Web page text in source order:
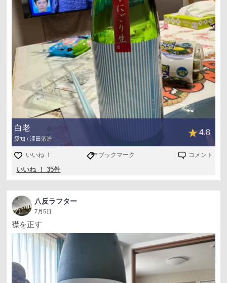
白老
愛知 / 澤田酒造
4.8
いいね ！ ブックマーク コメント
いいね ！ 35件
八反ラフター
7月5日
襟を正す